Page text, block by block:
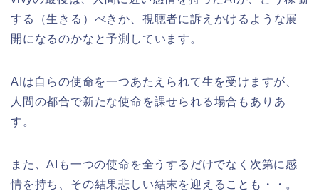
する（生きる）べきか、視聴者に訴えかけるような展
開になるのかなと予測しています。
AIは自らの使命を一つあたえられて生を受けますが、
人間の都合で新たな使命を課せられる場合もありあ
す。
また、AIも一つの使命を全うするだけでなく次第に感
情を持ち、その結果悲しい結末を迎えることも・・。